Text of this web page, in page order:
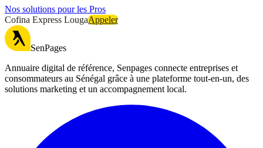
Nos solutions pour les Pros
Cofina Express LougaAppeler
SenPages
Annuaire digital de référence, Senpages connecte entreprises et
consommateurs au Sénégal grâce à une plateforme tout-en-un, des
solutions marketing et un accompagnement local.